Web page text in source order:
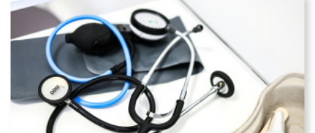
Parlamentsgeschäftsführerin Irene Mihalic am Mittwoch in
Berlin. Ihre Fraktion werde daher am Nachmittag in der
Geschäftsordnungsdebatte "die Absetzung des GKV-Gesetzes
von der Tagesordnung" beantragen.